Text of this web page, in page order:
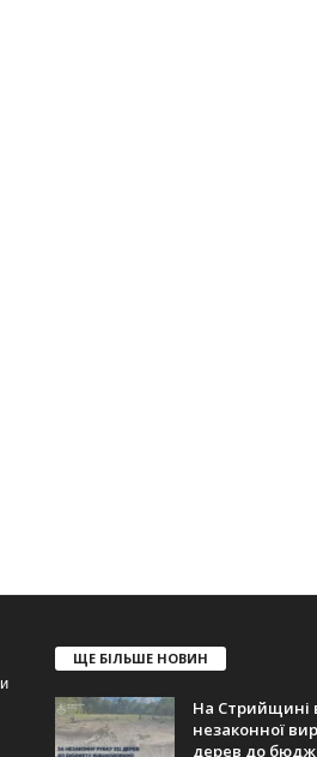
ЩЕ БІЛЬШЕ НОВИН
На Стрийщині
незаконної
дерев до